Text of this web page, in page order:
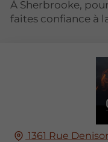
À Sherbrooke,
faites confiance à
1361 Rue